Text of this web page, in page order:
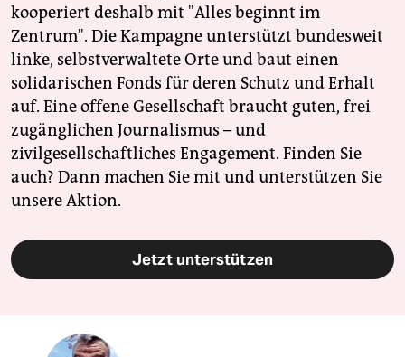
kooperiert deshalb mit "Alles beginnt im
Zentrum". Die Kampagne unterstützt bundesweit
linke, selbstverwaltete Orte und baut einen
solidarischen Fonds für deren Schutz und Erhalt
auf. Eine offene Gesellschaft braucht guten, frei
zugänglichen Journalismus – und
zivilgesellschaftliches Engagement. Finden Sie
auch? Dann machen Sie mit und unterstützen Sie
unsere Aktion.
Jetzt unterstützen